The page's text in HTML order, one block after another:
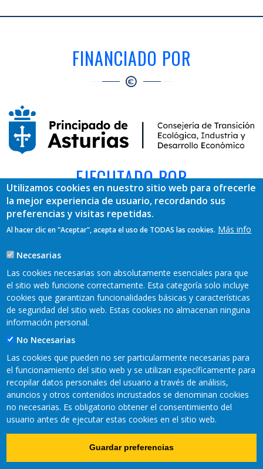
FINANCIADO POR
EJECUTADO POR
REDES SOCIALES
Copyright © 2021 Fundación CTIC
Política de cookies Aviso Legal Accesibilidad
Utilizamos cookies en nuestro sitio web para ofrecerle
la mejor experiencia de usuario, recordando sus
preferencias y visitas repetidas.
Al hacer clic en "Aceptar", acepta el uso de TODAS las cookies. Más info
Necesarias
Las cookies necesarias son absolutamente esenciales para que
el sitio web funcione correctamente. Esta categoría solo incluye
cookies que garantizan funcionalidades básicas y características
de seguridad del sitio web. Estas cookies no almacenan ninguna
información personal.
No Necesarias
Las cookies que pueden no ser particularmente necesarias para
el funcionamiento del sitio web y se utilizan específicamente para
recopilar datos personales del usuario a través de análisis,
anuncios y otros contenidos incrustados se denominan cookies
no necesarias. Es obligatorio obtener el consentimiento del
usuario antes de ejecutar estas cookies en el sitio web.
Guardar preferencias